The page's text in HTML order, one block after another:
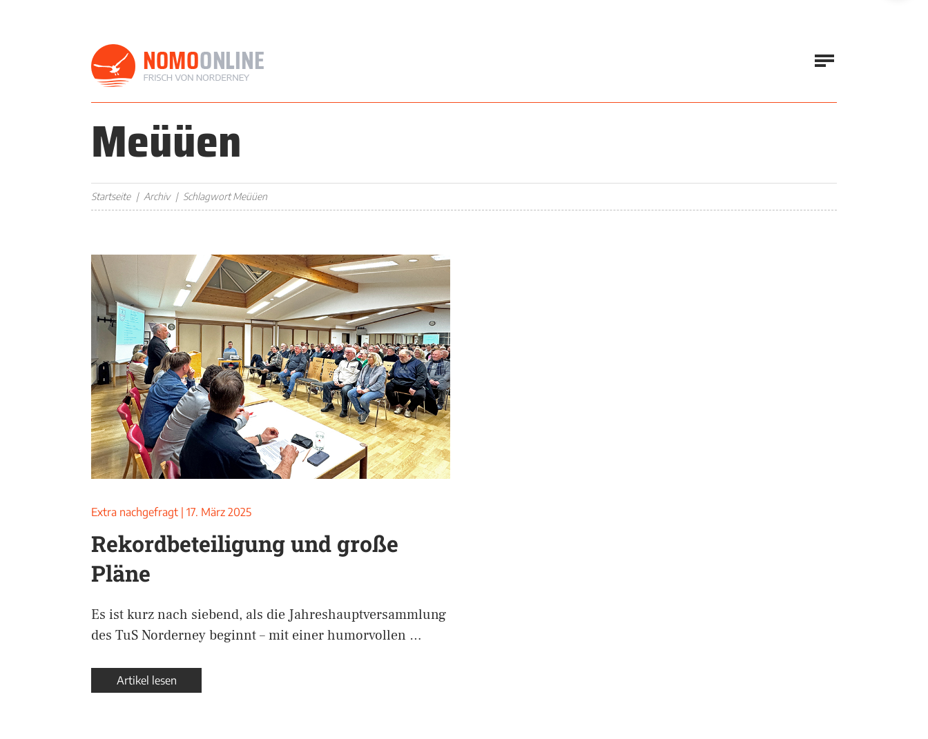
Meüüen
Startseite Archiv Schlagwort Meüüen
Extra nachgefragt 17. März 2025
Rekordbeteiligung und große
Pläne
Es ist kurz nach siebend, als die Jahreshauptversammlung
des TuS Norderney beginnt – mit einer humorvollen …
Artikel lesen